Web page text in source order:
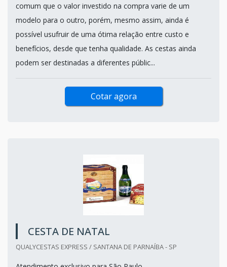
comum que o valor investido na compra varie de um
modelo para o outro, porém, mesmo assim, ainda é
possível usufruir de uma ótima relação entre custo e
benefícios, desde que tenha qualidade. As cestas ainda
podem ser destinadas a diferentes públic...
Cotar agora
CESTA DE NATAL
QUALYCESTAS EXPRESS / SANTANA DE PARNAÍBA - SP